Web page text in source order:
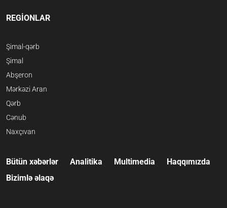
REGİONLAR
Şimal-qərb
Şimal
Abşeron
Mərkəzi Aran
Qərb
Cənub
Naxçıvan
Bütün xəbərlər Analitika Multimedia
Haqqımızda
Bizimlə əlaqə